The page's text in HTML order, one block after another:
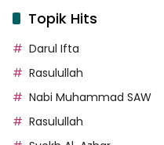
Topik Hits
Darul Ifta
Rasulullah
Nabi Muhammad SAW
Rasulullah